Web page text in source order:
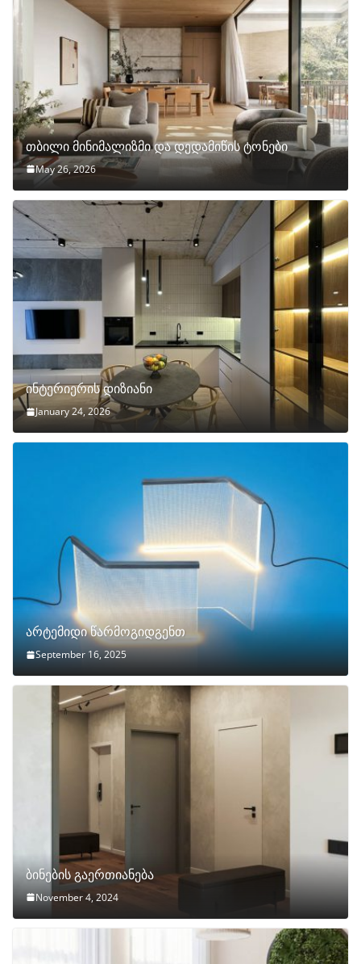
თბილი მინიმალიზმი და დედამიწის ტონები
May 26, 2026
ინტერიერის დიზიანი
January 24, 2026
არტემიდი წარმოგიდგენთ
September 16, 2025
ბინების გაერთიანება
November 4, 2024